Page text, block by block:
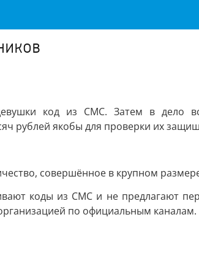
код из СМС. Затем в дело
рублей якобы для проверки их
совершённое в крупном
коды из СМС и не предлагают
по официальным каналам.